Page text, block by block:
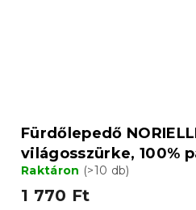
Fürdőlepedő
világosszürke, 100%
Raktáron (>10 db)
1 770 Ft